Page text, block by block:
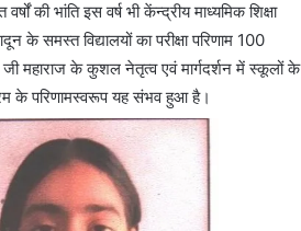
की भांति इस वर्ष भी केंन्द्रीय माध्यमिक शिक्षा
के समस्त विद्यालयों का परीक्षा परिणाम 100
महाराज के कुशल नेतृत्व एवं मार्गदर्शन में स्कूलों के
के परिणामस्वरूप यह संभव हुआ है।